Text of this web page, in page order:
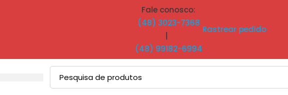
Fale conosco:
(48) 3023-7368
(48) 99182-6994
Rastrear pedido